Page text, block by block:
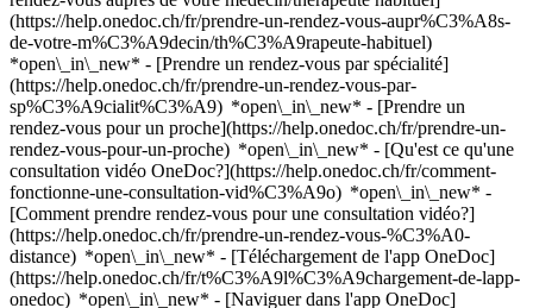
(https://help.onedoc.ch/fr/prendre-un-rendez-vous-aupr%C3%A8s-
de-votre-m%C3%A9decin/th%C3%A9rapeute-habituel)
*open\_in\_new* - [Prendre un rendez-vous par spécialité]
(https://help.onedoc.ch/fr/prendre-un-rendez-vous-par-
sp%C3%A9cialit%C3%A9) *open\_in\_new* - [Prendre un
rendez-vous pour un proche](https://help.onedoc.ch/fr/prendre-un-
rendez-vous-pour-un-proche) *open\_in\_new* - [Qu'est ce qu'une
consultation vidéo OneDoc?](https://help.onedoc.ch/fr/comment-
fonctionne-une-consultation-vid%C3%A9o) *open\_in\_new* -
[Comment prendre rendez-vous pour une consultation vidéo?]
(https://help.onedoc.ch/fr/prendre-un-rendez-vous-%C3%A0-
distance) *open\_in\_new* - [Téléchargement de l'app OneDoc]
(https://help.onedoc.ch/fr/t%C3%A9l%C3%A9chargement-de-lapp-
onedoc) *open\_in\_new* - [Naviguer dans l'app OneDoc]